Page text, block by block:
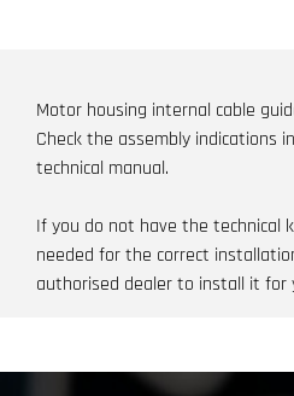
Motor housing internal cable
Check the assembly indications
technical manual.
If you do not have the technical
needed for the correct
authorised dealer to install it for